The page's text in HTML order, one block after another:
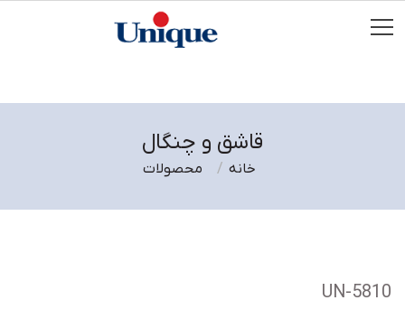
قاشق و چنگال
محصولات خانه
UN-5810